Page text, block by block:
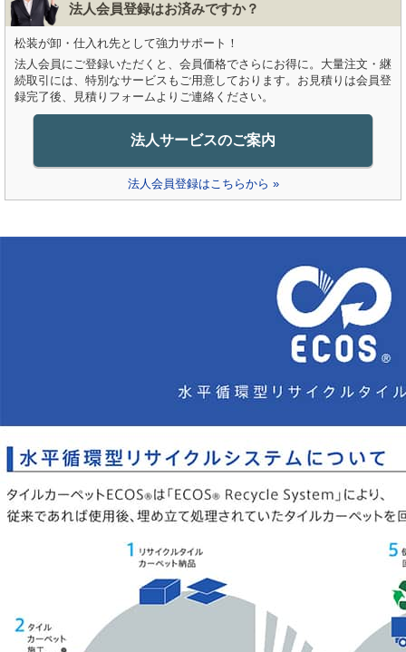
法人会員登録はお済みですか？
松装が卸・仕入れ先として強力サポート！
法人会員にご登録いただくと、会員価格でさらにお得に。大量注文・継
続取引には、特別なサービスもご用意しております。お見積りは会員登
録完了後、見積りフォームよりご連絡ください。
法人サービスのご案内
法人会員登録はこちらから »